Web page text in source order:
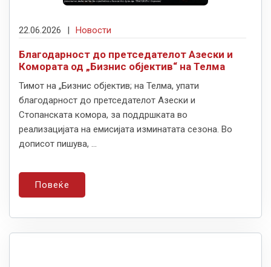
22.06.2026 | Новости
Благодарност до претседателот Азески и
Комората од „Бизнис објектив“ на Телма
Тимот на „Бизнис објектив; на Телма, упати
благодарност до претседателот Азески и
Стопанската комора, за поддршката во
реализацијата на емисијата изминатата сезона. Во
дописот пишува, ...
Повеќе